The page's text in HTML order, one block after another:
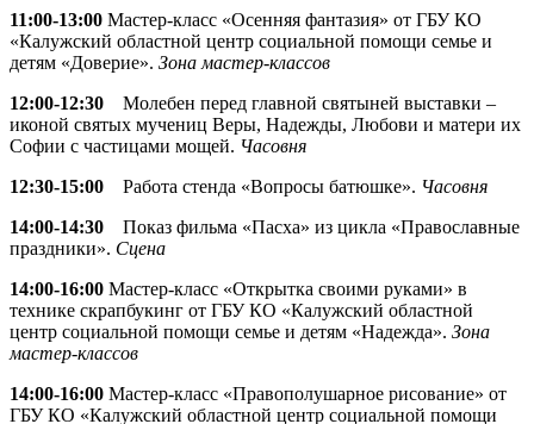
11:00-13:00 Мастер-класс «Осенняя фантазия» от ГБУ КО
«Калужский областной центр социальной помощи семье и
детям «Доверие». Зона мастер-классов
12:00-12:30 Молебен перед главной святыней выставки –
иконой святых мучениц Веры, Надежды, Любови и матери их
Софии с частицами мощей. Часовня
12:30-15:00 Работа стенда «Вопросы батюшке». Часовня
14:00-14:30 Показ фильма «Пасха» из цикла «Православные
праздники». Сцена
14:00-16:00 Мастер-класс «Открытка своими руками» в
технике скрапбукинг от ГБУ КО «Калужский областной
центр социальной помощи семье и детям «Надежда». Зона
мастер-классов
14:00-16:00 Мастер-класс «Правополушарное рисование» от
ГБУ КО «Калужский областной центр социальной помощи